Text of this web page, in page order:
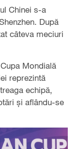
Chinei s-a
După
câteva meciuri
Mondială
reprezintă
echipă,
și aflându-se